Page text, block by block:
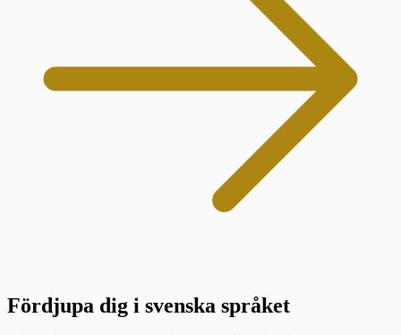
Fördjupa dig i svenska språket